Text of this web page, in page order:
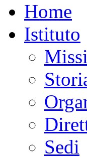
Home
Istituto
Sedi